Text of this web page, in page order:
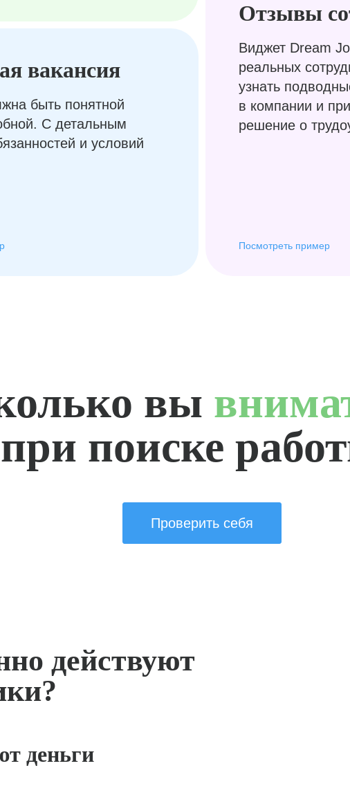
вакансия
быть понятной
С детальным
и условий
Отзывы
Виджет Dream
реальных
узнать
в компании и
решение о
Посмотреть пример
вы
при поиске
Проверить себя
действуют
деньги